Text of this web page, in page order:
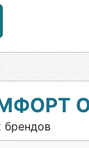
брендов